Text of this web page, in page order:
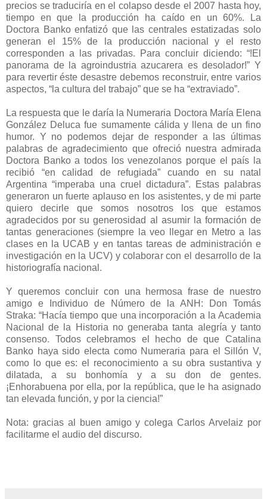
precios se traduciría en el colapso desde el 2007 hasta hoy,
tiempo en que la producción ha caído en un 60%. La
Doctora Banko enfatizó que las centrales estatizadas solo
generan el 15% de la producción nacional y el resto
corresponden a las privadas. Para concluir diciendo: “!El
panorama de la agroindustria azucarera es desolador!” Y
para revertir éste desastre debemos reconstruir, entre varios
aspectos, “la cultura del trabajo” que se ha “extraviado”.
La respuesta que le daría la Numeraria Doctora María Elena
González Deluca fue sumamente cálida y llena de un fino
humor. Y no podemos dejar de responder a las últimas
palabras de agradecimiento que ofreció nuestra admirada
Doctora Banko a todos los venezolanos porque el país la
recibió “en calidad de refugiada” cuando en su natal
Argentina “imperaba una cruel dictadura”. Estas palabras
generaron un fuerte aplauso en los asistentes, y de mi parte
quiero decirle que somos nosotros los que estamos
agradecidos por su generosidad al asumir la formación de
tantas generaciones (siempre la veo llegar en Metro a las
clases en la UCAB y en tantas tareas de administración e
investigación en la UCV) y colaborar con el desarrollo de la
historiografía nacional.
Y queremos concluir con una hermosa frase de nuestro
amigo e Individuo de Número de la ANH: Don Tomás
Straka: “Hacía tiempo que una incorporación a la Academia
Nacional de la Historia no generaba tanta alegría y tanto
consenso. Todos celebramos el hecho de que Catalina
Banko haya sido electa como Numeraria para el Sillón V,
como lo que es: el reconocimiento a su obra sustantiva y
dilatada, a su bonhomía y a su don de gentes.
¡Enhorabuena por ella, por la república, que le ha asignado
tan elevada función, y por la ciencia!”
Nota: gracias al buen amigo y colega Carlos Arvelaiz por
facilitarme el audio del discurso.